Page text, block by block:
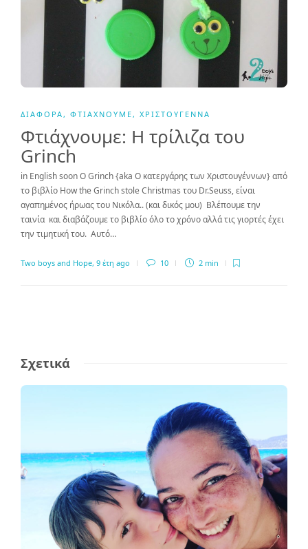
ΔΙΆΦΟΡΑ, ΦΤΙΆΧΝΟΥΜΕ, ΧΡΙΣΤΟΎΓΕΝΝΑ
Φτιάχνουμε: Η τρίλιζα του
Grinch
in English soon Ο Grinch {aka Ο κατεργάρης των Χριστουγέννων} από
το βιβλίο How the Grinch stole Christmas του Dr.Seuss, είναι
αγαπημένος ήρωας του Νικόλα.. (και δικός μου) Βλέπουμε την
ταινία και διαβάζουμε το βιβλίο όλο το χρόνο αλλά τις γιορτές έχει
την τιμητική του. Αυτό…
Two boys and Hope, 9 έτη ago 10 2 min
Σχετικά